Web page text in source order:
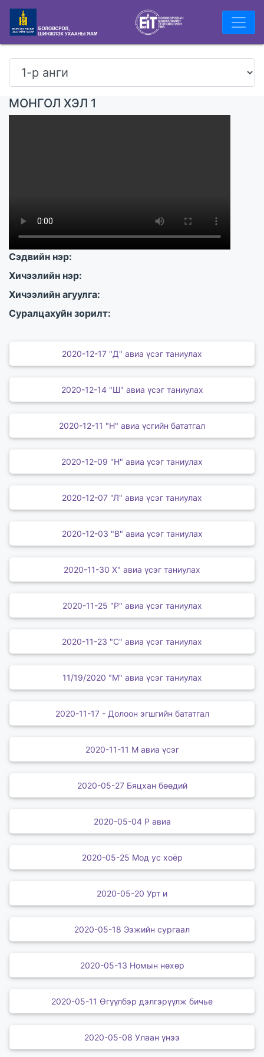
МОНГОЛ ХЭЛ 1
Сэдвийн нэр:
Хичээлийн нэр:
Хичээлийн агуулга:
Суралцахуйн зорилт:
2020-12-17 "Д" авиа үсэг таниулах
2020-12-14 "Ш" авиа үсэг таниулах
2020-12-11 "Н" авиа үсгийн бататгал
2020-12-09 "Н" авиа үсэг таниулах
2020-12-07 "Л" авиа үсэг таниулах
2020-12-03 "В" авиа үсэг таниулах
2020-11-30 Х" авиа үсэг таниулах
2020-11-25 "Р" авиа үсэг таниулах
2020-11-23 "С" авиа үсэг таниулах
11/19/2020 "М" авиа үсэг таниулах
2020-11-17 - Долоон эгшгийн бататгал
2020-11-11 М авиа үсэг
2020-05-27 Бяцхан бөөдий
2020-05-04 Р авиа
2020-05-25 Мод ус хоёр
2020-05-20 Урт и
2020-05-18 Ээжийн сургаал
2020-05-13 Номын нөхөр
2020-05-11 Өгүүлбэр дэлгэрүүлж бичье
2020-05-08 Улаан үнээ